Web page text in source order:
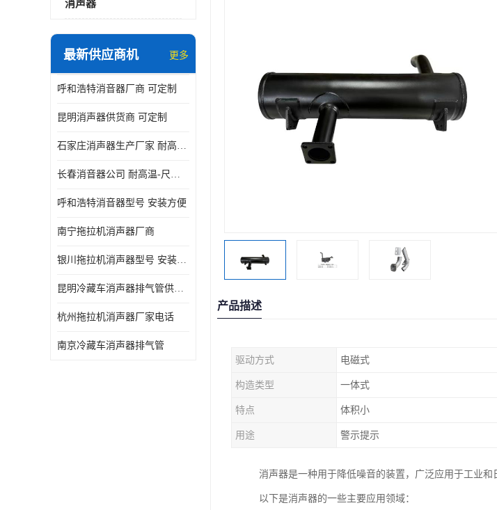
消声器
最新供应商机 更多
呼和浩特消音器厂商 可定制
昆明消声器供货商 可定制
石家庄消声器生产厂家 耐高温-尺寸可定制
长春消音器公司 耐高温-尺寸可定制
呼和浩特消音器型号 安装方便
南宁拖拉机消声器厂商
银川拖拉机消声器型号 安装方便
昆明冷藏车消声器排气管供货商 可定制
杭州拖拉机消声器厂家电话
南京冷藏车消声器排气管
产品描述
驱动方式 电磁式
构造类型 一体式
特点 体积小
用途 警示提示
消声器是一种用于降低噪音的装置，广泛应用于工业
以下是消声器的一些主要应用领域：